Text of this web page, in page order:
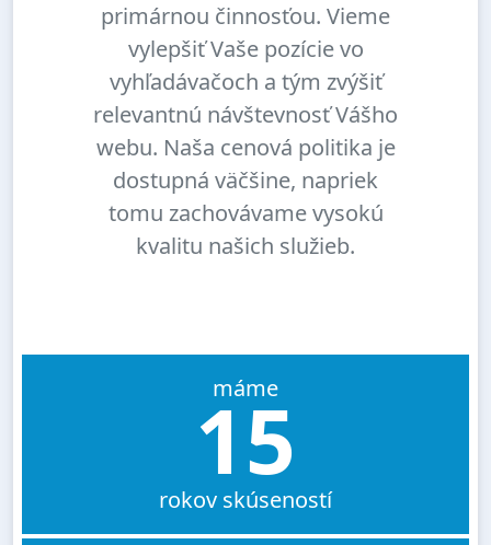
primárnou činnosťou. Vieme
vylepšiť Vaše pozície vo
vyhľadávačoch a tým zvýšiť
relevantnú návštevnosť Vášho
webu. Naša cenová politika je
dostupná väčšine, napriek
tomu zachovávame vysokú
kvalitu našich služieb.
máme
15
rokov skúseností